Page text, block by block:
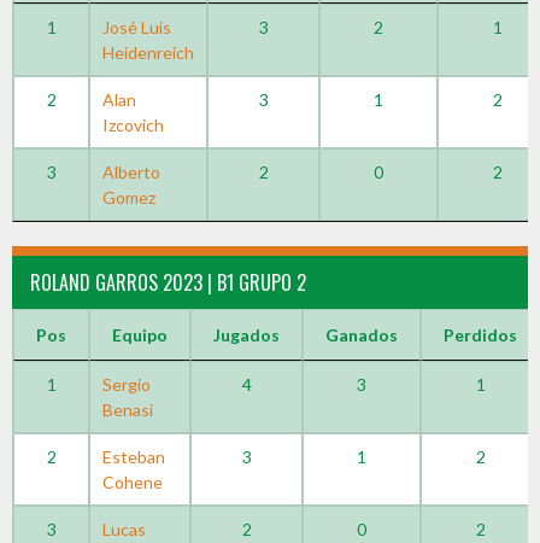
1
José Luis
Heidenreich
3 2 1
2
Alan
Izcovich
3 1 2
3
Alberto
Gomez
2 0 2
ROLAND GARROS 2023 | B1 GRUPO 2
Pos Equipo Jugados Ganados Perdidos
1
Sergio
Benasi
4 3 1
2
Esteban
Cohene
3 1 2
3
Lucas
2 0 2